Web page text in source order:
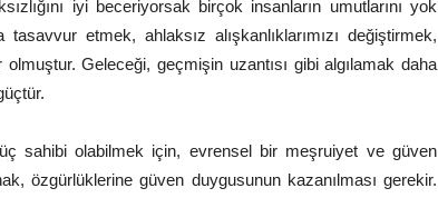
iyi beceriyorsak birçok insanların umutlarını yok
etmek, ahlaksız alışkanlıklarımızı değiştirmek,
Geleceği, geçmişin uzantısı gibi algılamak daha
sahibi olabilmek için, evrensel bir meşruiyet ve güven
özgürlüklerine güven duygusunun kazanılması gerekir.